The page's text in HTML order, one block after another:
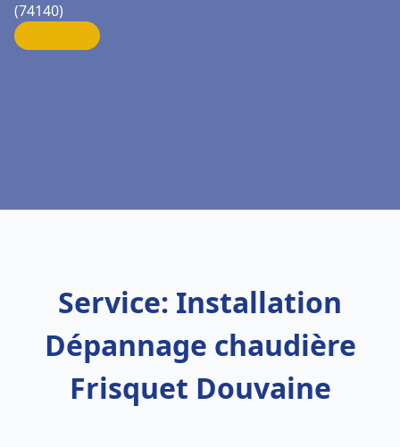
(74140)
Service: Installation
Dépannage chaudière
Frisquet Douvaine